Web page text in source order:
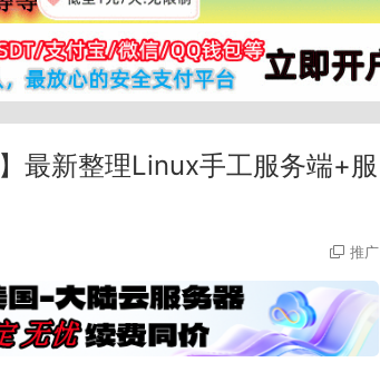
最新整理Linux手工服务端+服
推广